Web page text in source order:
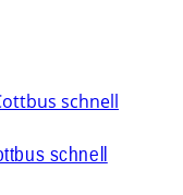
schnell